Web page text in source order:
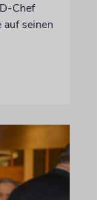
Chef
seinen